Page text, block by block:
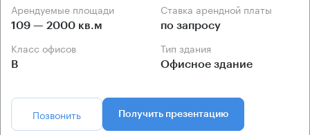
Арендуемые площади
109 — 2000 кв.м
Ставка арендной платы
по запросу
Класс офисов
B
Тип здания
Офисное здание
Позвонить Получить презентацию